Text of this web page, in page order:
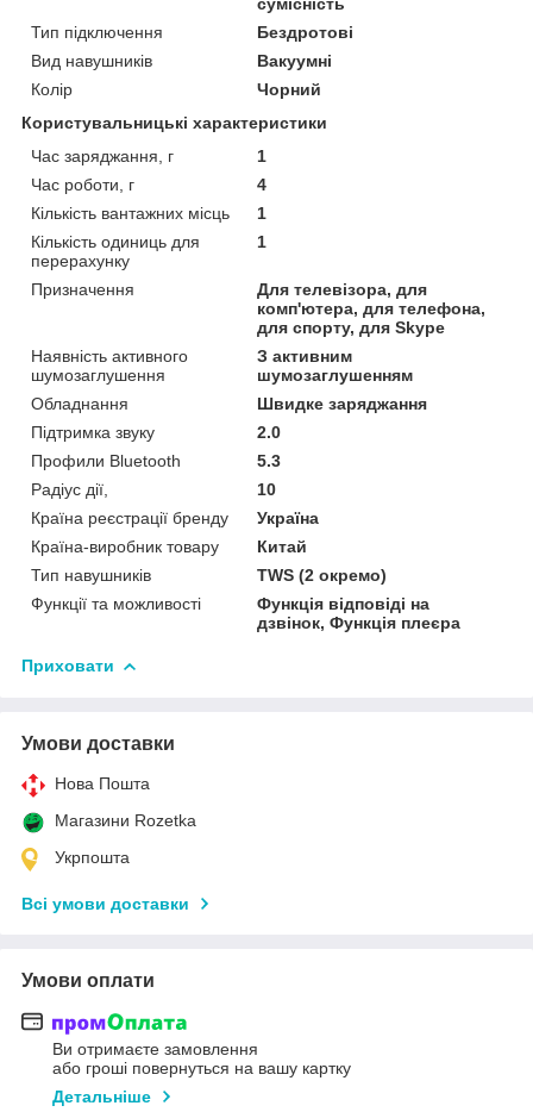
Тип підключення
Бездротові
Вид навушників
Вакуумні
Колір
Чорний
Користувальницькі характеристики
Час заряджання, г
1
Час роботи, г
4
Кількість вантажних місць
1
Кількість одиниць для
перерахунку
1
Призначення
Для телевізора, для
комп'ютера, для телефона,
для спорту, для Skype
Наявність активного
шумозаглушення
З активним
шумозаглушенням
Обладнання
Швидке заряджання
Підтримка звуку
2.0
Профили Bluetooth
5.3
Радіус дії,
10
Країна реєстрації бренду
Україна
Країна-виробник товару
Китай
Тип навушників
TWS (2 окремо)
Функції та можливості
Функція відповіді на
дзвінок, Функція плеєра
Приховати
Умови доставки
Нова Пошта
Магазини Rozetka
Укрпошта
Всі умови доставки
Умови оплати
Ви отримаєте замовлення
або гроші повернуться на вашу картку
Детальніше